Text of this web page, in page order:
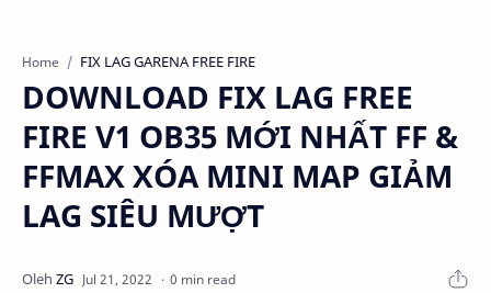
Home FIX LAG GARENA FREE FIRE
DOWNLOAD FIX LAG FREE
FIRE V1 OB35 MỚI NHẤT FF &
FFMAX XÓA MINI MAP GIẢM
LAG SIÊU MƯỢT
0 min read